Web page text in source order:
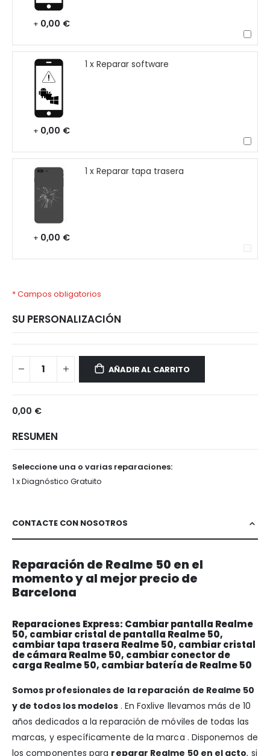
+ 0,00 €
1 x Reparar software
+ 0,00 €
1 x Reparar tapa trasera
+ 0,00 €
* Campos obligatorios
SU PERSONALIZACIÓN
AÑADIR AL CARRITO
0,00 €
RESUMEN
Seleccione una o varias reparaciones:
1 x Diagnóstico Gratuito
CONTACTE CON NOSOTROS
Reparación de Realme 50 en el
momento y al mejor precio de
Barcelona
Reparaciones Express: Cambiar pantalla Realme
50, cambiar cristal de pantalla Realme 50,
cambiar tapa trasera Realme 50, cambiar cristal
de cámara Realme 50, cambiar conector de
carga Realme 50, cambiar batería de Realme 50
Somos profesionales de la reparación de Realme 50
y de todos los modelos . En Foxlive llevamos más de 10
años dedicados a la reparación de móviles de todas las
marcas, y específicamente de la marca . Disponemos de
los componentes para reparar Realme 50 en el acto, si